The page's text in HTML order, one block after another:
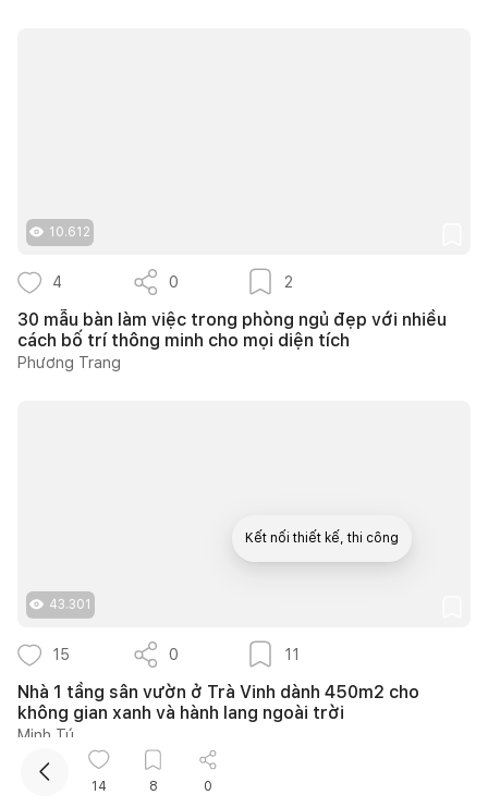
10.612
4 0 2
30 mẫu bàn làm việc trong phòng ngủ đẹp với nhiều
cách bố trí thông minh cho mọi diện tích
Phương Trang
43.301
15 0 11
Nhà 1 tầng sân vườn ở Trà Vinh dành 450m2 cho
không gian xanh và hành lang ngoài trời
Minh Tú
14 8 0
Kết nối thiết kế, thi công